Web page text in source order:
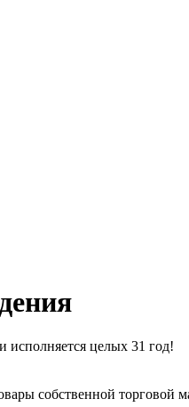
целых 31 год!
собственной торговой